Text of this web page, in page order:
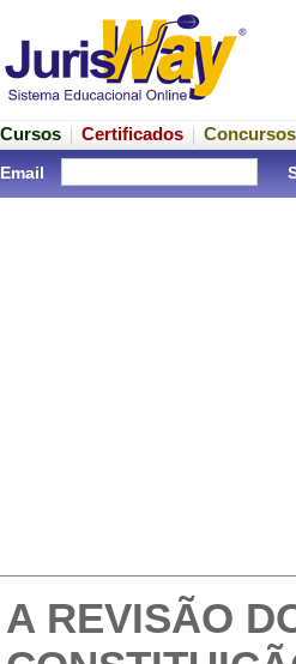
Cursos Certificados Concursos
Email
A REVISÃO